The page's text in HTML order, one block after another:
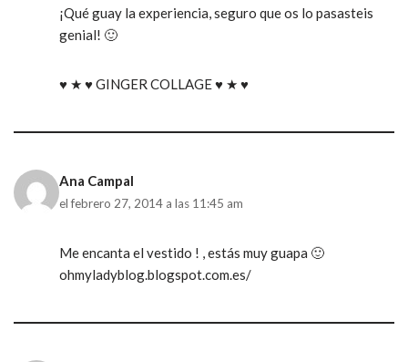
¡Qué guay la experiencia, seguro que os lo pasasteis
genial! 🙂
♥ ★ ♥ GINGER COLLAGE ♥ ★ ♥
Ana Campal
el febrero 27, 2014 a las 11:45 am
Me encanta el vestido ! , estás muy guapa 🙂
ohmyladyblog.blogspot.com.es/